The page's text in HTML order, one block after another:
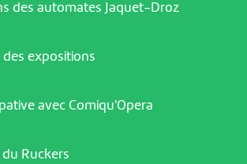
des automates Jaquet-Droz
des expositions
avec Comiqu'Opera
Ruckers